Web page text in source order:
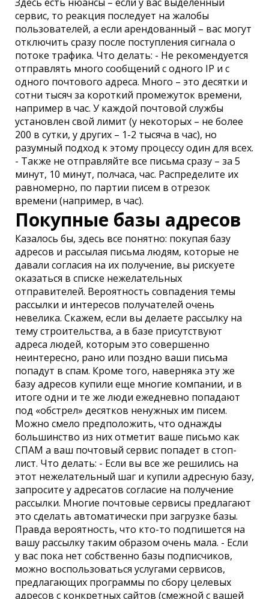
сервис, то реакция последует на жалобы
пользователей, а если арендованный – вас могут
отключить сразу после поступления сигнала о
потоке трафика. Что делать: - Не рекомендуется
отправлять много сообщений с одного IP и с
одного почтового адреса. Много – это десятки и
сотни тысяч за короткий промежуток времени,
например в час. У каждой почтовой службы
установлен свой лимит (у некоторых – не более
200 в сутки, у других – 1-2 тысяча в час), но
разумный подход к этому процессу один для всех.
- Также не отправляйте все письма сразу – за 5
минут, 10 минут, полчаса, час. Распределите их
равномерно, по партии писем в отрезок
времени (например, в час).
Покупные базы адресов
Казалось бы, здесь все понятно: покупая базу
адресов и рассылая письма людям, которые не
давали согласия на их получение, вы рискуете
оказаться в списке нежелательных
отправителей. Вероятность совпадения темы
рассылки и интересов получателей очень
невелика. Скажем, если вы делаете рассылку на
тему строительства, а в базе присутствуют
адреса людей, которым это совершенно
неинтересно, рано или поздно ваши письма
попадут в спам. Кроме того, наверняка эту же
базу адресов купили еще многие компании, и в
итоге одни и те же люди ежедневно попадают
под «обстрел» десятков ненужных им писем.
Можно смело предположить, что однажды
большинство из них отметит ваше письмо как
СПАМ а ваш почтовый сервис попадет в стоп-
лист. Что делать: - Если вы все же решились на
этот нежелательный шаг и купили адресную базу,
запросите у адресатов согласие на получение
рассылки. Многие почтовые сервисы предлагают
это сделать автоматически при загрузке базы.
Правда вероятность, что кто-то подпишется на
вашу рассылку таким образом очень мала. - Если
у вас пока нет собственно базы подписчиков,
можно воспользоваться услугами сервисов,
предлагающих программы по сбору целевых
адресов с конкретных сайтов (смежной с вашей